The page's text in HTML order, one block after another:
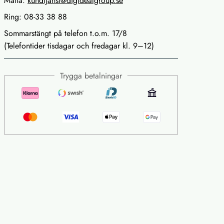
Ring: 08-33 38 88
Sommarstängt på telefon t.o.m. 17/8
(Telefontider tisdagar och fredagar kl. 9–12)
Trygga betalningar